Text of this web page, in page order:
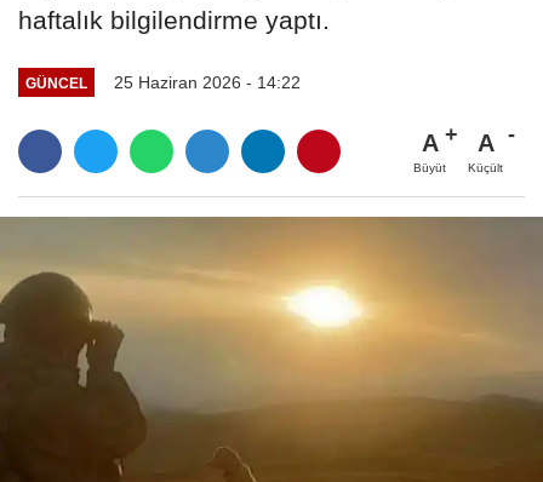
haftalık bilgilendirme yaptı.
GÜNCEL 25 Haziran 2026 - 14:22
A
Büyüt
A
Küçült